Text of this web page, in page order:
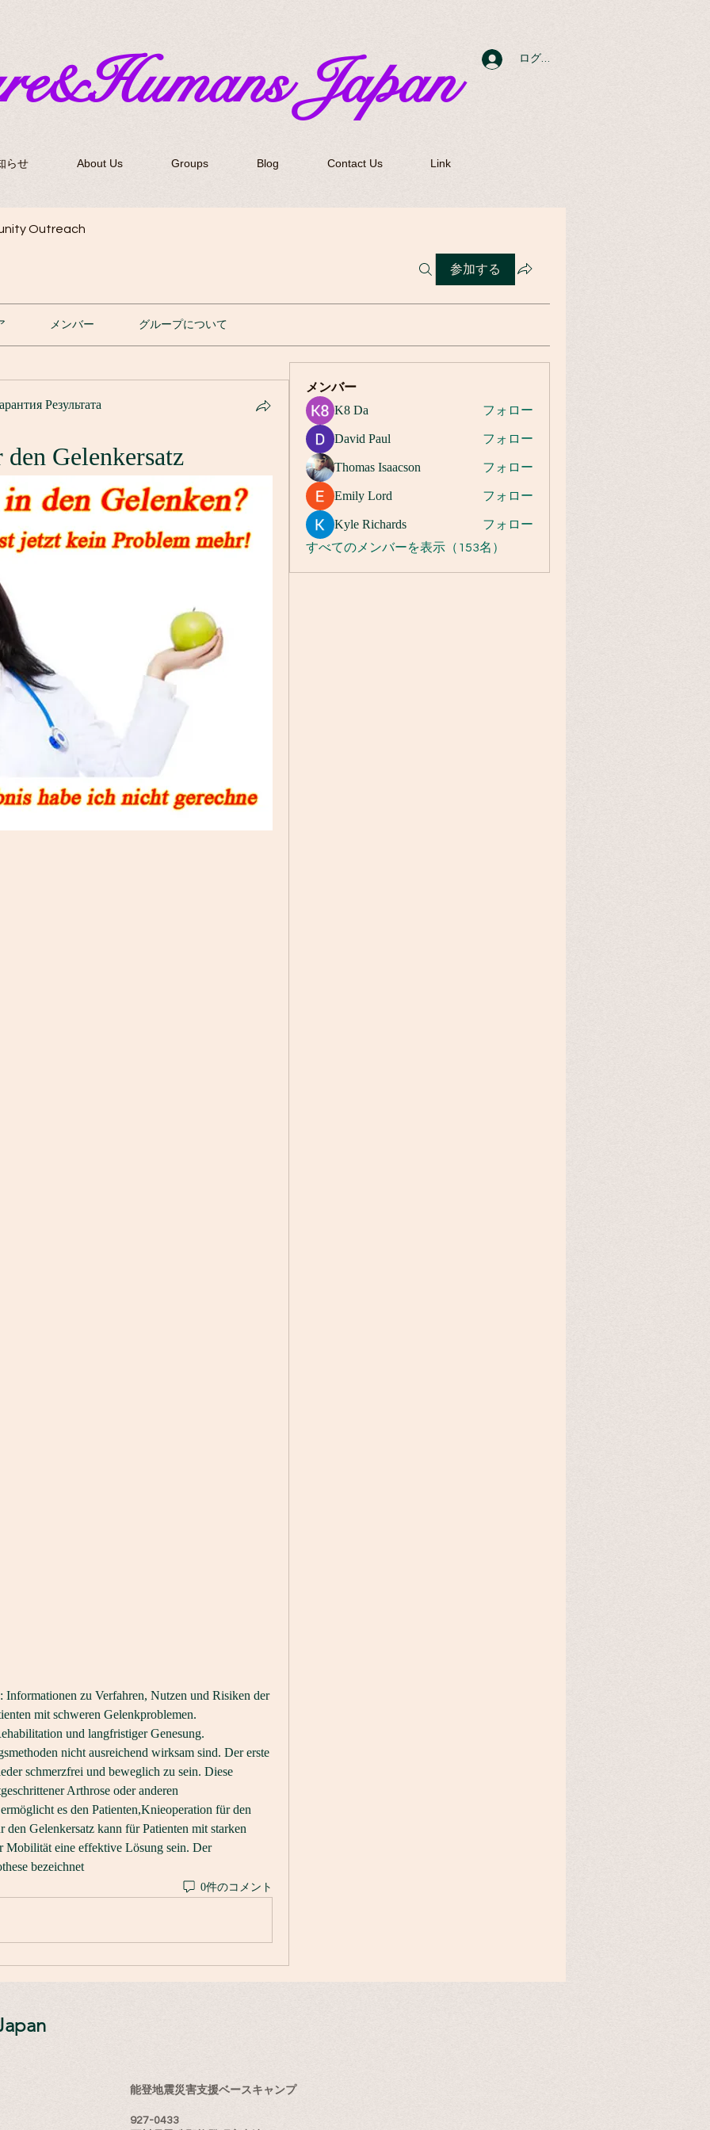
Japan ログイン
らせ About Us Groups Blog Contact Us Link
Outreach
参加する
メンバー グループについて
Результата
Gelenkersatz
Informationen zu Verfahren, Nutzen und Risiken der
mit schweren Gelenkproblemen.
und langfristiger Genesung.
schmerzfrei und beweglich zu sein. Diese
Arthrose oder anderen
es den Patienten,Knieoperation für den
Gelenkersatz kann für Patienten mit starken
Mobilität eine effektive Lösung sein. Der
bezeichnet
0件のコメント
メンバー
K8 Da フォロー
David Paul フォロー
Thomas Isaacson フォロー
Emily Lord フォロー
Kyle Richards
フォロー
すべてのメンバーを表示（153名）
能登地震災害支援ベースキャンプ
927-0433